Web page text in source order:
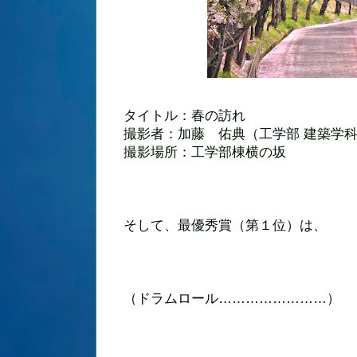
タイトル：春の訪れ
撮影者：加藤 佑典（工学部 建築学
撮影場所：工学部棟横の坂
そして、最優秀賞（第１位）は、
（ドラムロール……………………）